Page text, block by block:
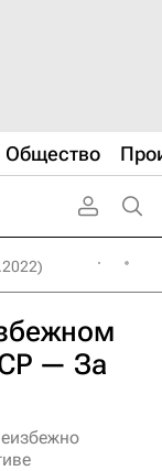
Общество
— За